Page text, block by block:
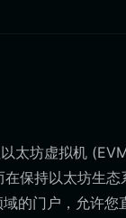
太坊虚拟机
保持以太坊生
的门户，允许您